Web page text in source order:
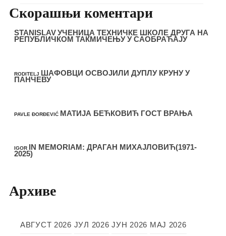
Скорашњи коментари
STANISLAVУЧЕНИЦА ТЕХНИЧКЕ ШКОЛЕ ДРУГА НА
РЕПУБЛИЧКОМ ТАКМИЧЕЊУ У САОБРАЋАЈУ
RODITELJ ШАФОВЦИ ОСВОЈИЛИ ДУПЛУ КРУНУ У
ПАНЧЕВУ
PAVLE ĐORĐEVIĆ МАТИЈА БЕЋКОВИЋ ГОСТ ВРАЊА
IGOR IN MEMORIAM: ДРАГАН МИХАЈЛОВИЋ(1971-
2025)
Архиве
АВГУСТ 2026 ЈУЛ 2026 ЈУН 2026 МАЈ 2026